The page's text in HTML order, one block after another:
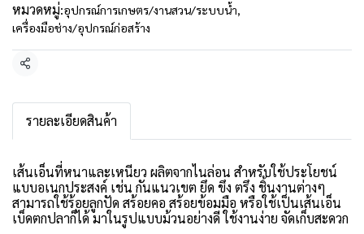
หมวดหมู่:อุปกรณ์การเกษตร/งานสวน/ระบบน้ำ,
เครื่องมือช่าง/อุปกรณ์ก่อสร้าง
แชร์
รายละเอียดสินค้า
เส้นเอ็นที่หนาและเหนียว ผลิตจากไนล่อน สำหรับใช้ประโยชน์
แบบอเนกประสงค์ เช่น กันแนวเขต ยึด ขึง ตรึง ชิ้นงานต่างๆ
สามารถใช้ร้อยลูกปัด สร้อยคอ สร้อยข้อมมือ หรือใช้เป็นเส้นเอ็น
เบ็ดตกปลาก็ได้ มาในรูปแบบม้วนอย่างดี ใช้งานง่าย จัดเก็บสะดวก